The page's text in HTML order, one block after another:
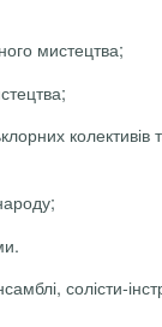
мистецтва;
колективів
солісти-